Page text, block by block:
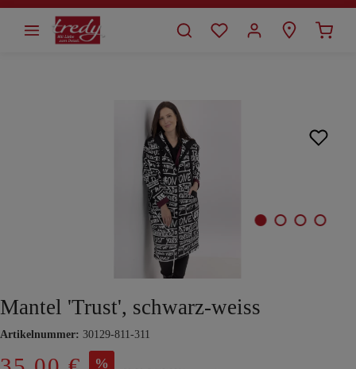
springen
Mantel 'Trust', schwarz-weiss
Artikelnummer: 30129-811-311
%